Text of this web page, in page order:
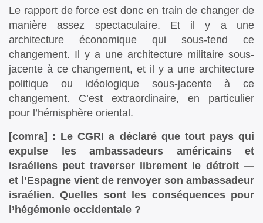
Le rapport de force est donc en train de changer de
manière assez spectaculaire. Et il y a une
architecture économique qui sous-tend ce
changement. Il y a une architecture militaire sous-
jacente à ce changement, et il y a une architecture
politique ou idéologique sous-jacente à ce
changement. C’est extraordinaire, en particulier
pour l’hémisphère oriental.
[comra] : Le CGRI a déclaré que tout pays qui
expulse les ambassadeurs américains et
israéliens peut traverser librement le détroit —
et l’Espagne vient de renvoyer son ambassadeur
israélien. Quelles sont les conséquences pour
l’hégémonie occidentale ?